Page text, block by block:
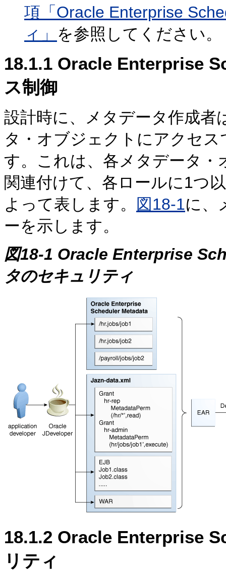
項「Oracle Enterprise
ィ」 を参照してください。
18.1.1 Oracle Enterprise
ス制御
設計時に、メタデータ作成
タ・オブジェクトにアクセ
す。これは、各メタデータ
関連付けて、各ロールに1つ
よって表します。
図18-1に、
ーを示します。
図18-1 Oracle Enterprise
タのセキュリティ
18.1.2 Oracle Enterprise
リティ